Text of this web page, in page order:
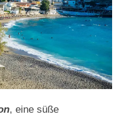
, eine süße